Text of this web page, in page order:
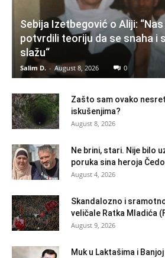
Sebija Izetbegović o Aliji:
potvrdili teoriju da se snaha i
slažu“
Salim D. - August 8, 2026 0
Zašto sam ovako
iskušenjima?
August 8, 2026
Ne brini, stari. Nije bilo
poruka sina heroja
August 4, 2026
Skandalozno i
veličale Ratka Mladića
August 9, 2026
Muk u Laktašima i